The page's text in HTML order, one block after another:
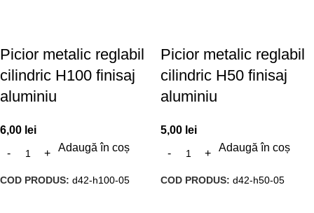
Picior metalic reglabil
cilindric H100 finisaj
aluminiu
6,00 lei
Adaugă în coș
COD PRODUS: d42-h100-05
Picior metalic reglabil
cilindric H50 finisaj
aluminiu
5,00 lei
Adaugă în coș
COD PRODUS: d42-h50-05